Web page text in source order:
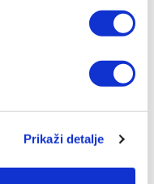
Prikaži detalje
1:0 na gostovanju kod
španske La Lige.